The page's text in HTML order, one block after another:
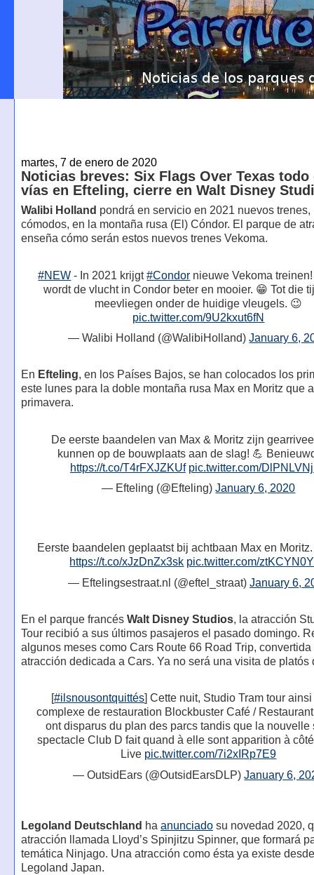
martes, 7 de enero de 2020
Noticias breves: Six Flags Over Texas todo
vías en Efteling, cierre en Walt Disney
Walibi Holland pondrá en servicio en 2021 nuevos trenes,
cómodos, en la montaña rusa (El) Cóndor. El parque de
enseña cómo serán estos nuevos trenes Vekoma.
#NEW - In 2021 krijgt#Condor nieuwe Vekoma
wordt de vlucht in Condor beter en mooier. 😁 Tot die
meevliegen onder de huidige vleugels. 😉
pic.twitter.com/9U2kxut6fN
— Walibi Holland (@WalibiHolland)January 6,
En Efteling, en los Países Bajos, se han colocados los
este lunes para la doble montaña rusa Max en Moritz que
primavera.
De eerste baandelen van Max & Moritz zijn
kunnen op de bouwplaats aan de slag! 💪
https://t.co/T4rFXJZKUf pic.twitter.com/
— Efteling (@Efteling)January 6, 2020
Eerste baandelen geplaatst bij achtbaan Max en
https://t.co/xJzDnZx3sk pic.twitter.com/
— Eftelingsestraat.nl (@eftel_straat) January 6,
En el parque francés Walt Disney Studios, la atracción
Tour recibió a sus últimos pasajeros el pasado domingo.
algunos meses como Cars Route 66 Road Trip, convertida
atracción dedicada a Cars. Ya no será una visita de platós
[#ilsnousontquittés] Cette nuit, Studio Tram tour
complexe de restauration Blockbuster Café /
ont disparus du plan des parcs tandis que la nouvelle
spectacle Club D fait quand à elle sont apparition à
Live pic.twitter.com/7i2xIRp7E9
— OutsidEars (@OutsidEarsDLP)January 6,
Legoland Deutschland ha anunciadosu novedad 2020,
atracción llamada Lloyd’s Spinjitzu Spinner, que formará
temática Ninjago. Una atracción como ésta ya existe
Legoland Japan.